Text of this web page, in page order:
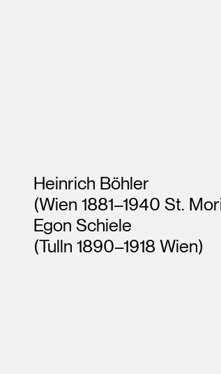
Künstler*innen
Heinrich Böhler
(Wien 1881–1940 St.
Egon Schiele
(Tulln 1890–1918 Wien)